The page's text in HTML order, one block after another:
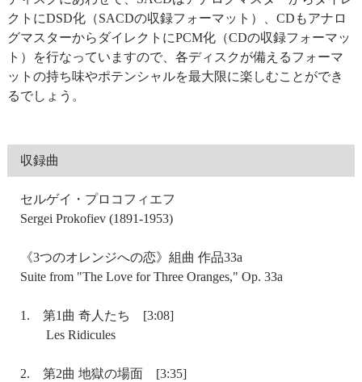
クトにDSD化（SACDの収録フォーマット）、CDもアナロ
グマスターからダイレクトにPCM化（CDの収録フォーマッ
ト）を行なっていますので、各ディスクが備えるフォーマ
ットの持ち味やポテンシャルを最大限に楽しむことができ
るでしょう。
収録曲
セルゲイ・プロコフィエフ
Sergei Prokofiev (1891-1953)
《3つのオレンジへの恋》組曲 作品33a
Suite from "The Love for Three Oranges," Op. 33a
1. 第1曲 奇人たち [3:08]
Les Ridicules
2. 第2曲 地獄の場面 [3:35]